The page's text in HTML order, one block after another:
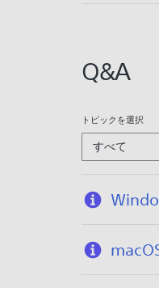
Q&A
トピックを選択
すべて